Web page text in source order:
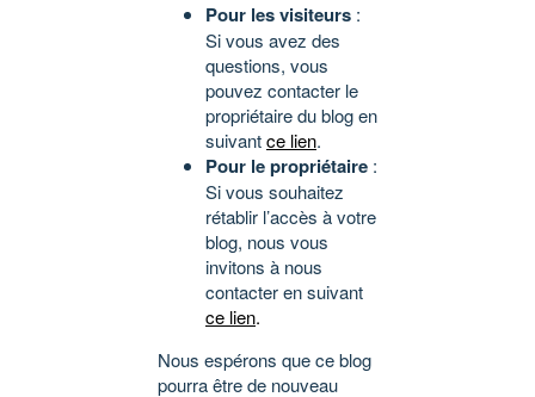
Pour les visiteurs :
Si vous avez des
questions, vous
pouvez contacter le
propriétaire du blog en
suivantce lien.
Pour le propriétaire :
Si vous souhaitez
rétablir l’accès à votre
blog, nous vous
invitons à nous
contacter en suivant
ce lien.
Nous espérons que ce blog
pourra être de nouveau